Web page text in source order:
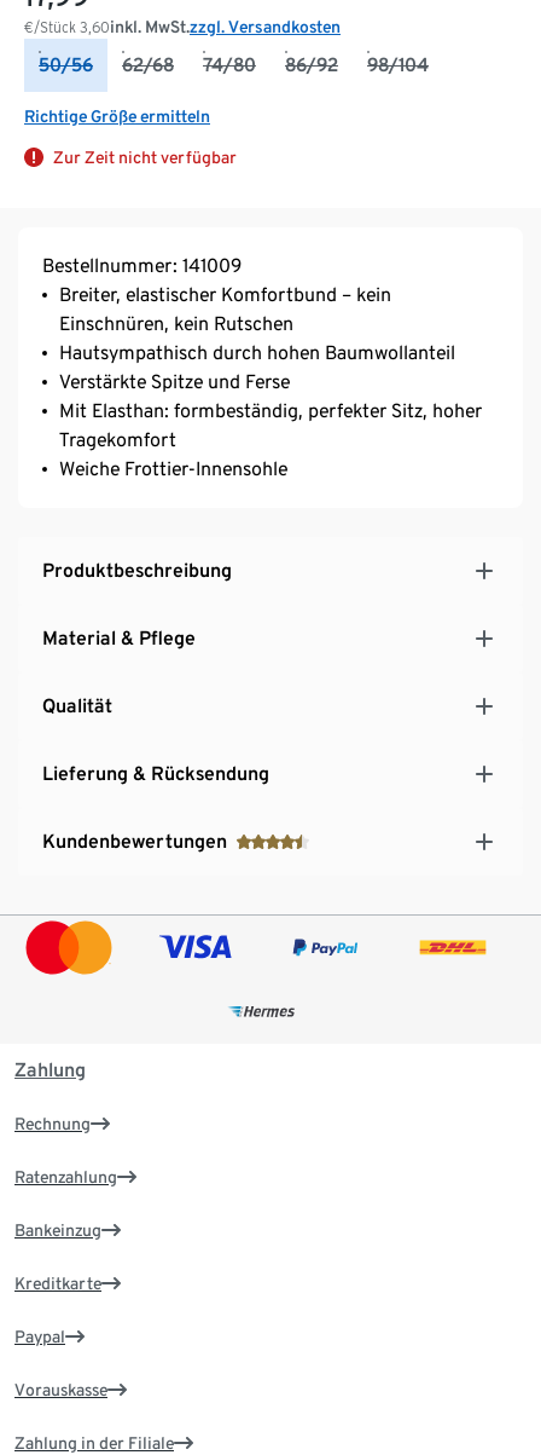
€/Stück 3,60inkl. MwSt.zzgl. Versandkosten
50/56 62/68 74/80 86/92 98/104
Richtige Größe ermitteln
Zur Zeit nicht verfügbar
Bestellnummer: 141009
Breiter, elastischer Komfortbund – kein
Einschnüren, kein Rutschen
Hautsympathisch durch hohen Baumwollanteil
Verstärkte Spitze und Ferse
Mit Elasthan: formbeständig, perfekter Sitz, hoher
Tragekomfort
Weiche Frottier-Innensohle
Produktbeschreibung
Material & Pflege
Qualität
Lieferung & Rücksendung
Kundenbewertungen
Zahlung
Rechnung
Ratenzahlung
Bankeinzug
Kreditkarte
Paypal
Vorauskasse
Zahlung in der Filiale